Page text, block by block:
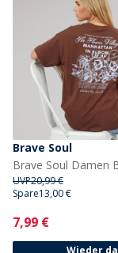
Brave Soul
UVP20,99 €
Spare13,00 €
Current
7,99 €
Wieder da